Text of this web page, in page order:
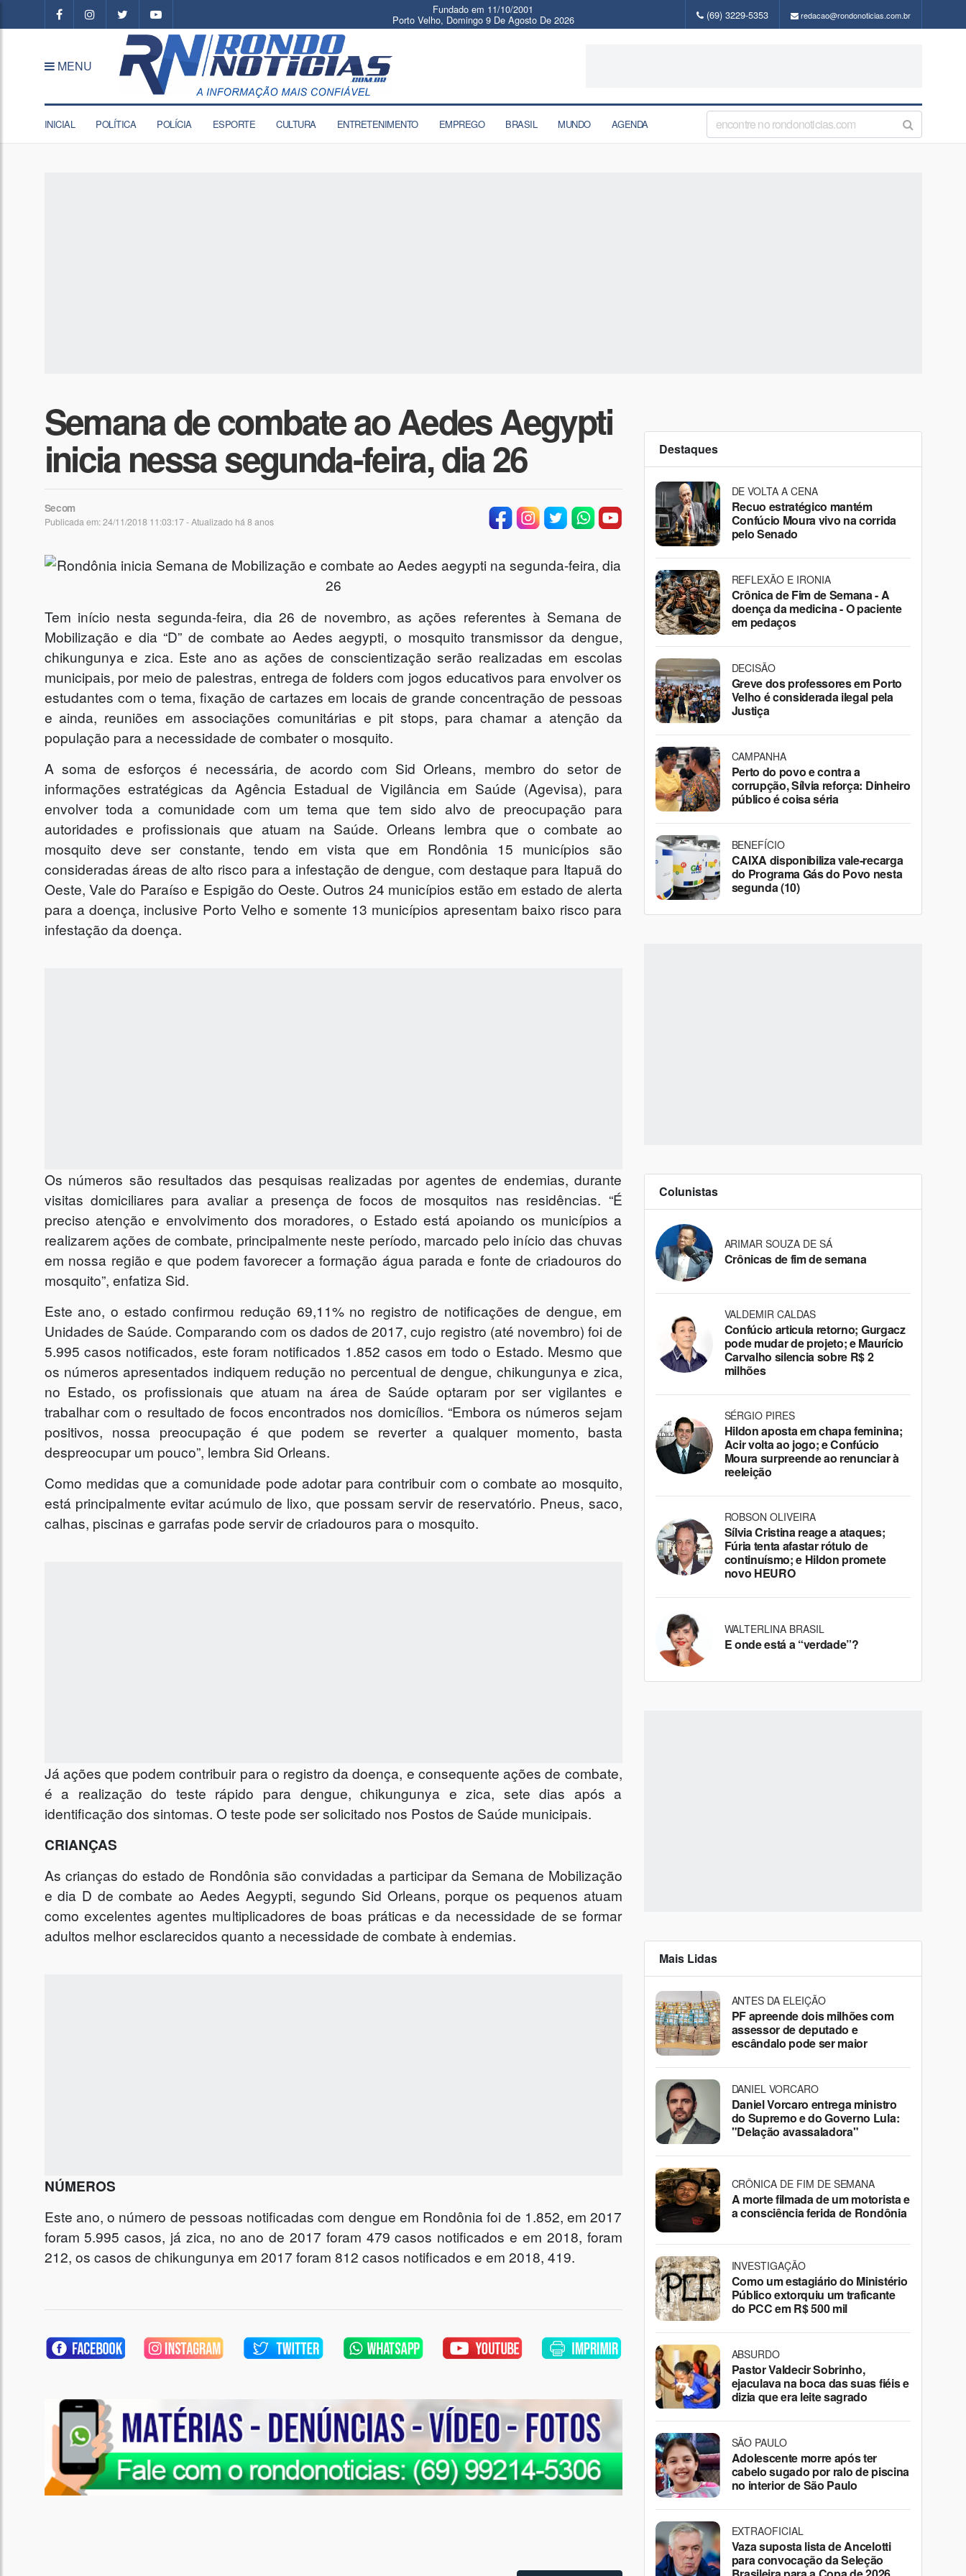
Fundado em 11/10/2001
Porto Velho, Domingo 9 De Agosto De 2026 (69) 3229-5353 redacao@rondonoticias.com.br
MENU
INICIAL POLÍTICA POLÍCIA ESPORTE CULTURA ENTRETENIMENTO EMPREGO BRASIL MUNDO AGENDA
Semana de combate ao Aedes Aegypti
inicia nessa segunda-feira, dia 26
Secom
Publicada em: 24/11/2018 11:03:17 - Atualizado há 8 anos
Tem início nesta segunda-feira, dia 26 de novembro, as ações referentes à Semana de
Mobilização e dia “D” de combate ao Aedes aegypti, o mosquito transmissor da dengue,
chikungunya e zica. Este ano as ações de conscientização serão realizadas em escolas
municipais, por meio de palestras, entrega de folders com jogos educativos para envolver os
estudantes com o tema, fixação de cartazes em locais de grande concentração de pessoas
e ainda, reuniões em associações comunitárias e pit stops, para chamar a atenção da
população para a necessidade de combater o mosquito.
A soma de esforços é necessária, de acordo com Sid Orleans, membro do setor de
informações estratégicas da Agência Estadual de Vigilância em Saúde (Agevisa), para
envolver toda a comunidade com um tema que tem sido alvo de preocupação para
autoridades e profissionais que atuam na Saúde. Orleans lembra que o combate ao
mosquito deve ser constante, tendo em vista que em Rondônia 15 municípios são
consideradas áreas de alto risco para a infestação de dengue, com destaque para Itapuã do
Oeste, Vale do Paraíso e Espigão do Oeste. Outros 24 municípios estão em estado de alerta
para a doença, inclusive Porto Velho e somente 13 municípios apresentam baixo risco para
infestação da doença.
Os números são resultados das pesquisas realizadas por agentes de endemias, durante
visitas domiciliares para avaliar a presença de focos de mosquitos nas residências. “É
preciso atenção e envolvimento dos moradores, o Estado está apoiando os municípios a
realizarem ações de combate, principalmente neste período, marcado pelo início das chuvas
em nossa região e que podem favorecer a formação água parada e fonte de criadouros do
mosquito”, enfatiza Sid.
Este ano, o estado confirmou redução 69,11% no registro de notificações de dengue, em
Unidades de Saúde. Comparando com os dados de 2017, cujo registro (até novembro) foi de
5.995 casos notificados, este foram notificados 1.852 casos em todo o Estado. Mesmo que
os números apresentados indiquem redução no percentual de dengue, chikungunya e zica,
no Estado, os profissionais que atuam na área de Saúde optaram por ser vigilantes e
trabalhar com o resultado de focos encontrados nos domicílios. “Embora os números sejam
positivos, nossa preocupação é que podem se reverter a qualquer momento, basta
despreocupar um pouco”, lembra Sid Orleans.
Como medidas que a comunidade pode adotar para contribuir com o combate ao mosquito,
está principalmente evitar acúmulo de lixo, que possam servir de reservatório. Pneus, saco,
calhas, piscinas e garrafas pode servir de criadouros para o mosquito.
Já ações que podem contribuir para o registro da doença, e consequente ações de combate,
é a realização do teste rápido para dengue, chikungunya e zica, sete dias após a
identificação dos sintomas. O teste pode ser solicitado nos Postos de Saúde municipais.
CRIANÇAS
As crianças do estado de Rondônia são convidadas a participar da Semana de Mobilização
e dia D de combate ao Aedes Aegypti, segundo Sid Orleans, porque os pequenos atuam
como excelentes agentes multiplicadores de boas práticas e da necessidade de se formar
adultos melhor esclarecidos quanto a necessidade de combate à endemias.
NÚMEROS
Este ano, o número de pessoas notificadas com dengue em Rondônia foi de 1.852, em 2017
foram 5.995 casos, já zica, no ano de 2017 foram 479 casos notificados e em 2018, foram
212, os casos de chikungunya em 2017 foram 812 casos notificados e em 2018, 419.
Destaques
DE VOLTA A CENA
Recuo estratégico mantém
Confúcio Moura vivo na corrida
pelo Senado
REFLEXÃO E IRONIA
Crônica de Fim de Semana - A
doença da medicina - O paciente
em pedaços
DECISÃO
Greve dos professores em Porto
Velho é considerada ilegal pela
Justiça
CAMPANHA
Perto do povo e contra a
corrupção, Sílvia reforça: Dinheiro
público é coisa séria
BENEFÍCIO
CAIXA disponibiliza vale-recarga
do Programa Gás do Povo nesta
segunda (10)
Colunistas
ARIMAR SOUZA DE SÁ
Crônicas de fim de semana
VALDEMIR CALDAS
Confúcio articula retorno; Gurgacz
pode mudar de projeto; e Maurício
Carvalho silencia sobre R$ 2
milhões
SÉRGIO PIRES
Hildon aposta em chapa feminina;
Acir volta ao jogo; e Confúcio
Moura surpreende ao renunciar à
reeleição
ROBSON OLIVEIRA
Sílvia Cristina reage a ataques;
Fúria tenta afastar rótulo de
continuísmo; e Hildon promete
novo HEURO
WALTERLINA BRASIL
E onde está a “verdade”?
Mais Lidas
ANTES DA ELEIÇÃO
PF apreende dois milhões com
assessor de deputado e
escândalo pode ser maior
DANIEL VORCARO
Daniel Vorcaro entrega ministro
do Supremo e do Governo Lula:
"Delação avassaladora"
CRÔNICA DE FIM DE SEMANA
A morte filmada de um motorista e
a consciência ferida de Rondônia
INVESTIGAÇÃO
Como um estagiário do Ministério
Público extorquiu um traficante
do PCC em R$ 500 mil
ABSURDO
Pastor Valdecir Sobrinho,
ejaculava na boca das suas fiéis e
dizia que era leite sagrado
SÃO PAULO
Adolescente morre após ter
cabelo sugado por ralo de piscina
no interior de São Paulo
EXTRAOFICIAL
Vaza suposta lista de Ancelotti
para convocação da Seleção